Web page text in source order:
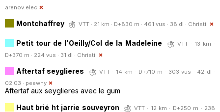
arenov.elec
Montchaffrey VTT · 21 km · D+830 m · 461 vus · 38 dl · Christil
Petit tour de l'Oeilly/Col de la Madeleine
VTT · 13 km ·
D+370 m · 224 vus · 31 dl · Christil
Aftertaf seyglieres
VTT · 14 km · D+710 m · 303 vus · 42 dl ·
02:03 · peewhy
Aftertaf aux seyglieres avec le gum
Haut brié ht jarrie souveyron
VTT · 12 km · D+250 m · 238